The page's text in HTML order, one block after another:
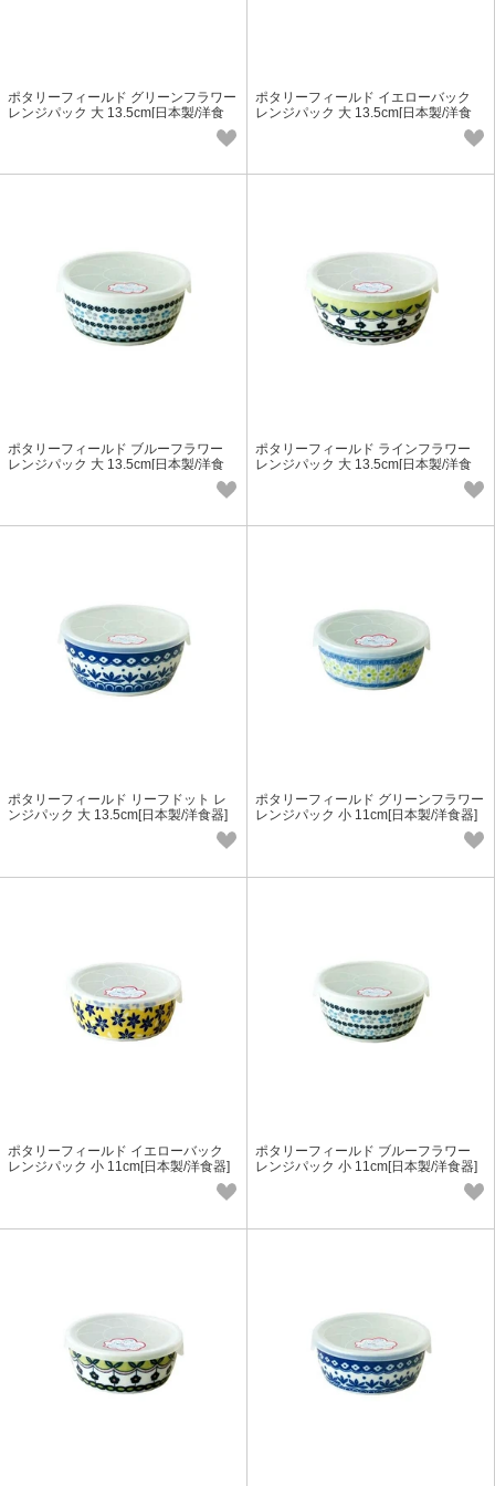
ポタリーフィールド グリーンフラワー
レンジパック 大 13.5cm[日本製/洋食
ポタリーフィールド イエローバック
レンジパック 大 13.5cm[日本製/洋食
ポタリーフィールド ブルーフラワー
レンジパック 大 13.5cm[日本製/洋食
ポタリーフィールド ラインフラワー
レンジパック 大 13.5cm[日本製/洋食
ポタリーフィールド リーフドット レ
ンジパック 大 13.5cm[日本製/洋食器]
ポタリーフィールド グリーンフラワー
レンジパック 小 11cm[日本製/洋食器]
ポタリーフィールド イエローバック
レンジパック 小 11cm[日本製/洋食器]
ポタリーフィールド ブルーフラワー
レンジパック 小 11cm[日本製/洋食器]